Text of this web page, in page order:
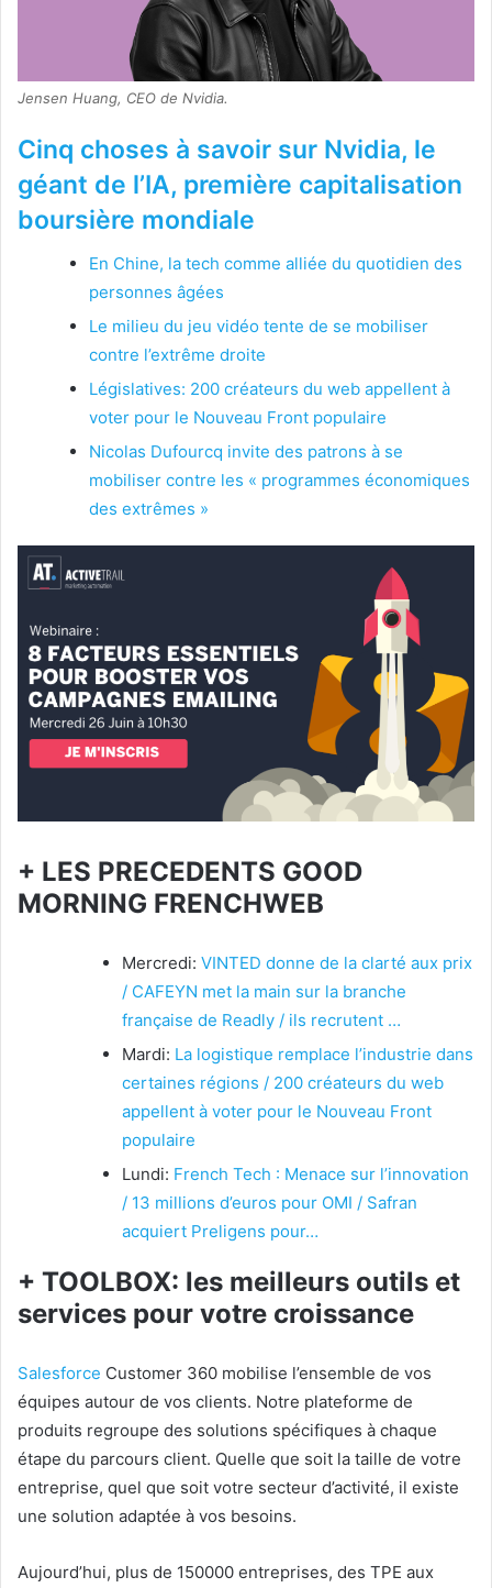
Jensen Huang, CEO de Nvidia.
Cinq choses à savoir sur Nvidia, le
géant de l’IA, première capitalisation
boursière mondiale
En Chine, la tech comme alliée du quotidien des
personnes âgées
Le milieu du jeu vidéo tente de se mobiliser
contre l’extrême droite
Législatives: 200 créateurs du web appellent à
voter pour le Nouveau Front populaire
Nicolas Dufourcq invite des patrons à se
mobiliser contre les « programmes économiques
des extrêmes »
+ LES PRECEDENTS GOOD
MORNING FRENCHWEB
Mercredi: VINTED donne de la clarté aux prix
/ CAFEYN met la main sur la branche
française de Readly / ils recrutent …
Mardi: La logistique remplace l’industrie dans
certaines régions / 200 créateurs du web
appellent à voter pour le Nouveau Front
populaire
Lundi: French Tech : Menace sur l’innovation
/ 13 millions d’euros pour OMI / Safran
acquiert Preligens pour…
+ TOOLBOX: les meilleurs outils et
services pour votre croissance
Salesforce Customer 360 mobilise l’ensemble de vos
équipes autour de vos clients. Notre plateforme de
produits regroupe des solutions spécifiques à chaque
étape du parcours client. Quelle que soit la taille de votre
entreprise, quel que soit votre secteur d’activité, il existe
une solution adaptée à vos besoins.
Aujourd’hui, plus de 150000 entreprises, des TPE aux